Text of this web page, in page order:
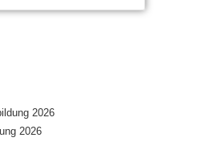
2026